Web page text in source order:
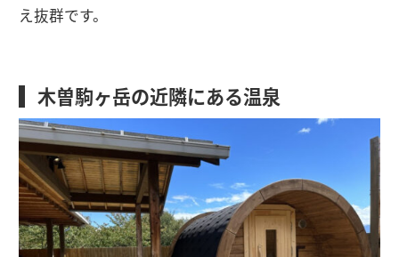
え抜群です。
木曽駒ヶ岳の近隣にある温泉